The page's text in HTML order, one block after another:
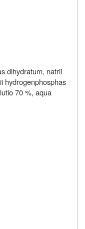
dihydratum, natrii
hydrogenphosphas
70 %, aqua